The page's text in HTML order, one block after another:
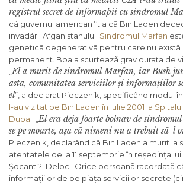
registrul secret de informaþii cu sindromul
cã guvernul american ºtia cã Bin Laden
invadãrii Afganistanului. Sindromul Marfan
geneticã degenerativã pentru care nu existã
permanent. Boala scurteazã grav durata de
El a murit de sindromul Marfan, iar Bush
asta, comunitatea serviciilor și informațiilor
el”, a declarat Pieczenik, specificând modul în
l-au vizitat pe Bin Laden în iulie 2001 la
Dubai
El era deja foarte bolnav de
se pe moarte, așa cã nimeni nu a trebuit sã-l
Pieczenik, declarând cã Bin Laden a murit la
atentatele de la 11 septembrie în reședința lui
Șocant ?! Deloc ! Orice persoanã racordatã
informațiilor de pe piața serviciilor secrete